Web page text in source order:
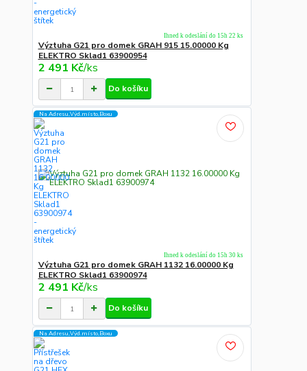
Výztuha G21 pro domek GRAH 915 15.00000 Kg
ELEKTRO Sklad1 63900954
2 491 Kč/ks
Ihned k odeslání do 15h 22 ks
Do košíku
Na Adresu,Výd.místo,Boxu
Výztuha G21 pro domek GRAH 1132 16.00000 Kg
ELEKTRO Sklad1 63900974
2 491 Kč/ks
Ihned k odeslání do 15h 30 ks
Do košíku
Na Adresu,Výd.místo,Boxu